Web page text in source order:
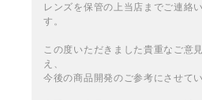
レンズを保管の上当店までご連絡
す。
この度いただきました貴重なご意
え、
今後の商品開発のご参考にさせて